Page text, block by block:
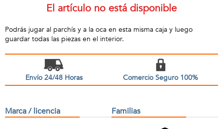
El artículo no está disponible
Podrás jugar al parchís y a la oca en esta misma caja y luego
guardar todas las piezas en el interior.
Envío 24/48 Horas Comercio Seguro 100%
Marca / licencia Familias